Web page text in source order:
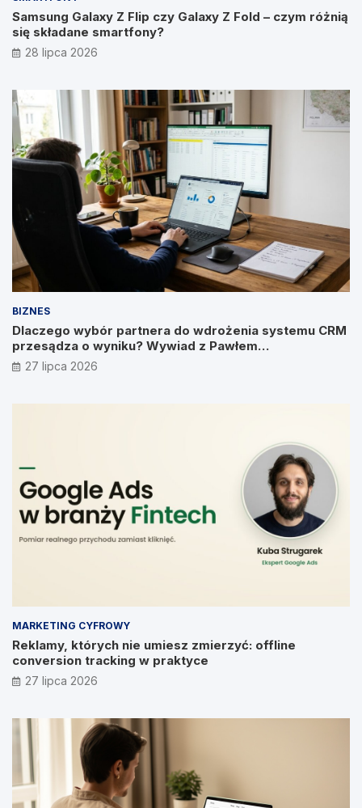
Samsung Galaxy Z Flip czy Galaxy Z Fold – czym różnią
się składane smartfony?
28 lipca 2026
BIZNES
Dlaczego wybór partnera do wdrożenia systemu CRM
przesądza o wyniku? Wywiad z Pawłem
Prymakowskim, CEO IT Vision
27 lipca 2026
MARKETING CYFROWY
Reklamy, których nie umiesz zmierzyć: offline
conversion tracking w praktyce
27 lipca 2026